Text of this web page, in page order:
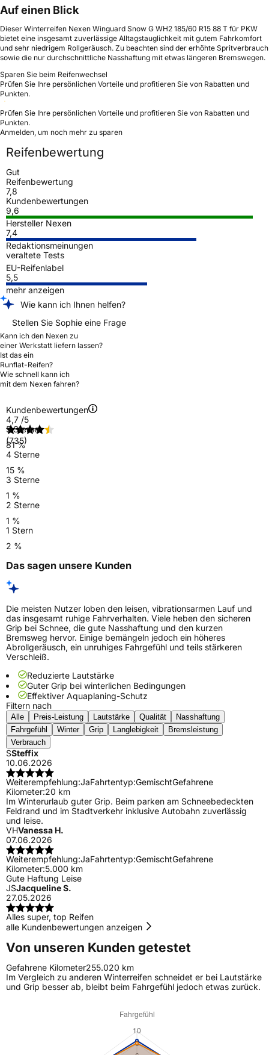
Auf einen Blick
Dieser Winterreifen Nexen Winguard Snow G WH2 185/60 R15 88 T für PKW
bietet eine insgesamt zuverlässige Alltagstauglichkeit mit gutem Fahrkomfort
und sehr niedrigem Rollgeräusch. Zu beachten sind der erhöhte Spritverbrauch
sowie die nur durchschnittliche Nasshaftung mit etwas längeren Bremswegen.
Sparen Sie beim Reifenwechsel
Prüfen Sie Ihre persönlichen Vorteile und profitieren Sie von Rabatten und
Punkten.
Prüfen Sie Ihre persönlichen Vorteile und profitieren Sie von Rabatten und
Punkten.
Anmelden, um noch mehr zu sparen
Reifenbewertung
Gut
Reifenbewertung
7,8
Kundenbewertungen
9,6
Hersteller Nexen
7,4
Redaktionsmeinungen
veraltete Tests
EU-Reifenlabel
5,5
mehr anzeigen
Wie kann ich Ihnen helfen?
Stellen Sie Sophie eine Frage
Kann ich den Nexen zu
einer Werkstatt liefern lassen?
Ist das ein
Runflat-Reifen?
Wie schnell kann ich
mit dem Nexen fahren?
Kundenbewertungen
4,7 /5
(735)
5 Sterne
81 %
4 Sterne
15 %
3 Sterne
1 %
2 Sterne
1 %
1 Stern
2 %
Das sagen unsere Kunden
Die meisten Nutzer loben den leisen, vibrationsarmen Lauf und
das insgesamt ruhige Fahrverhalten. Viele heben den sicheren
Grip bei Schnee, die gute Nasshaftung und den kurzen
Bremsweg hervor. Einige bemängeln jedoch ein höheres
Abrollgeräusch, ein unruhiges Fahrgefühl und teils stärkeren
Verschleiß.
Reduzierte Lautstärke
Guter Grip bei winterlichen Bedingungen
Effektiver Aquaplaning-Schutz
Filtern nach
Alle Preis-Leistung Lautstärke Qualität
Nasshaftung
Fahrgefühl
Winter Grip Langlebigkeit
Bremsleistung
Verbrauch
SSteffix
10.06.2026
Weiterempfehlung:JaFahrtentyp:GemischtGefahrene
Kilometer:20 km
Im Winterurlaub guter Grip. Beim parken am Schneebedeckten
Feldrand und im Stadtverkehr inklusive Autobahn zuverlässig
und leise.
VHVanessa H.
07.06.2026
Weiterempfehlung:JaFahrtentyp:GemischtGefahrene
Kilometer:5.000 km
Gute Haftung Leise
JSJacqueline S.
27.05.2026
Alles super, top Reifen
alle Kundenbewertungen anzeigen
Von unseren Kunden getestet
Gefahrene Kilometer255.020 km
Im Vergleich zu anderen Winterreifen schneidet er bei Lautstärke
und Grip besser ab, bleibt beim Fahrgefühl jedoch etwas zurück.